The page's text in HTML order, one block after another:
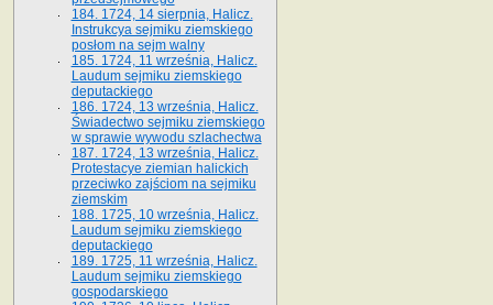
184. 1724, 14 sierpnia, Halicz.
Instrukcya sejmiku ziemskiego
posłom na sejm walny
185. 1724, 11 września, Halicz.
Laudum sejmiku ziemskiego
deputackiego
186. 1724, 13 września, Halicz.
Świadectwo sejmiku ziemskiego
w sprawie wywodu szlachectwa
187. 1724, 13 września, Halicz.
Protestacye ziemian halickich
przeciwko zajściom na sejmiku
ziemskim
188. 1725, 10 września, Halicz.
Laudum sejmiku ziemskiego
deputackiego
189. 1725, 11 września, Halicz.
Laudum sejmiku ziemskiego
gospodarskiego